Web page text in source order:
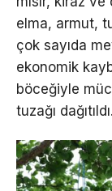
elma, armut,
çok sayıda
ekonomik
böceğiyle
tuzağı dağıtıldı.